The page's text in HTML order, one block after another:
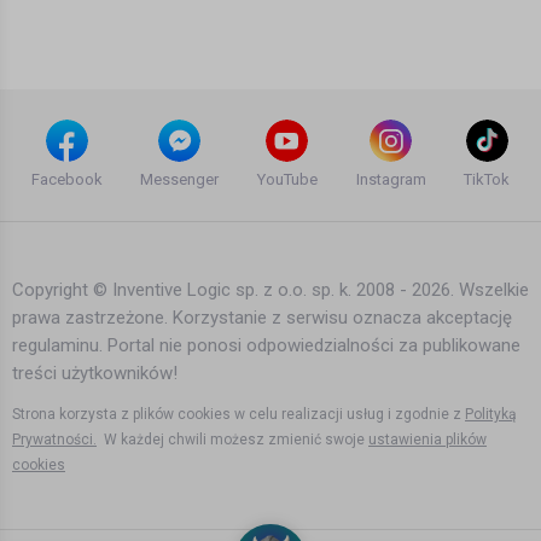
Cypis ~ Nie spać / Zwiedzać /
Zapierdalać (Official Video)
Morskie safari, Norwegia | Podróżne
#76
Inne
Agata Dymna
Facebook Messenger YouTube Instagram TikTok
Copyright © Inventive Logic sp. z o.o. sp. k. 2008 - 2026. Wszelkie
prawa zastrzeżone. Korzystanie z serwisu oznacza akceptację
regulaminu. Portal nie ponosi odpowiedzialności za publikowane
treści użytkowników!
Strona korzysta z plików cookies w celu realizacji usług i zgodnie z Polityką
Prywatności. W każdej chwili możesz zmienić swoje ustawienia plików
cookies